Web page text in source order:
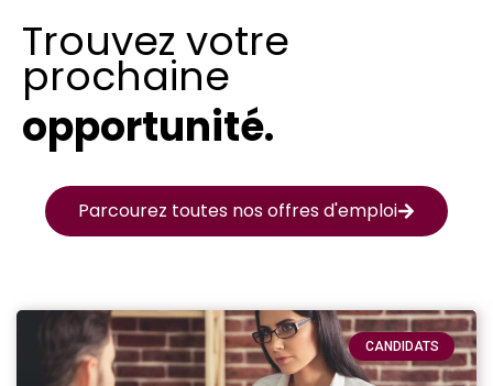
CANDIDATS
Trouvez votre
prochaine
opportunité.
Parcourez toutes nos offres d'emploi